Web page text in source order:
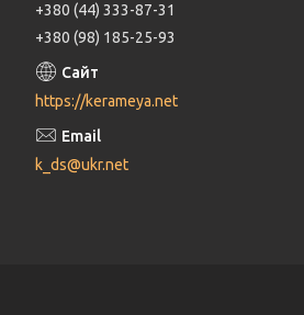
+380 (44) 333-87-31
+380 (98) 185-25-93
https://kerameya.net
k_ds@ukr.net